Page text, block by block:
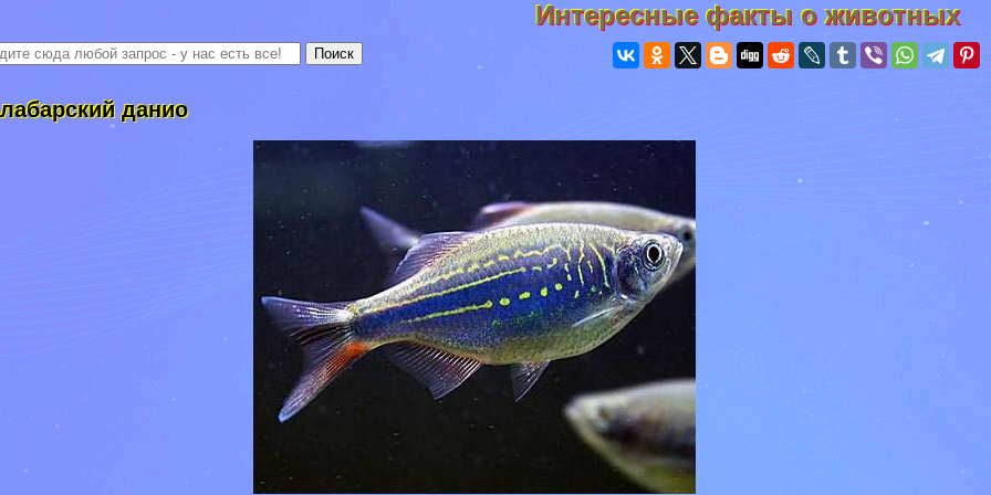
Интересные факты о животных
данио